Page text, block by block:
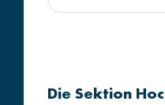
Die Sektion